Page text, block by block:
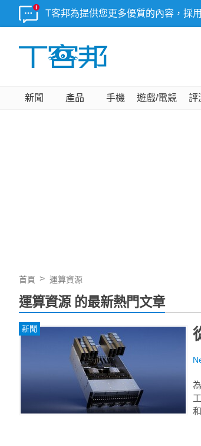
T客邦為提供您更多優質的內容，採
新聞 產品 手機 遊戲/電競 評
首頁 運算資源
運算資源 的最新熱門文章
新聞